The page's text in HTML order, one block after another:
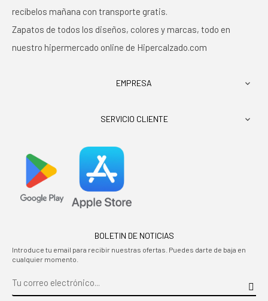
recíbelos mañana con transporte gratis.
Zapatos de todos los diseños, colores y marcas, todo en
nuestro hipermercado online de Hipercalzado.com
EMPRESA 
SERVICIO CLIENTE 
BOLETIN DE NOTICIAS
Introduce tu email para recibir nuestras ofertas. Puedes darte de baja en
cualquier momento.